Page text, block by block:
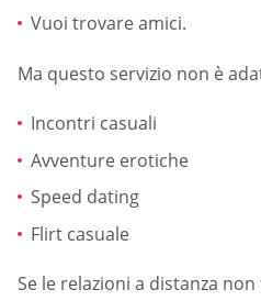
Vuoi trovare amici.
Ma questo servizio non è
Incontri casuali
Avventure erotiche
Speed dating
Flirt casuale
Se le relazioni a distanza